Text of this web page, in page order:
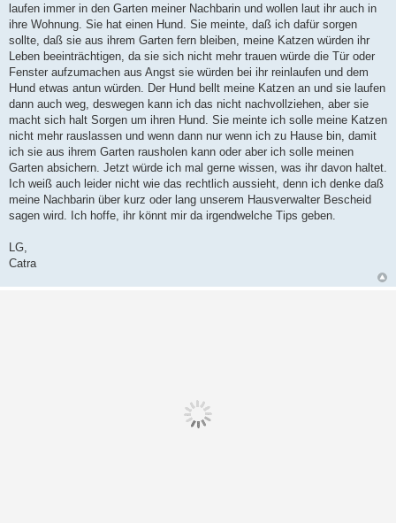
laufen immer in den Garten meiner Nachbarin und wollen laut ihr auch in
ihre Wohnung. Sie hat einen Hund. Sie meinte, daß ich dafür sorgen
sollte, daß sie aus ihrem Garten fern bleiben, meine Katzen würden ihr
Leben beeinträchtigen, da sie sich nicht mehr trauen würde die Tür oder
Fenster aufzumachen aus Angst sie würden bei ihr reinlaufen und dem
Hund etwas antun würden. Der Hund bellt meine Katzen an und sie laufen
dann auch weg, deswegen kann ich das nicht nachvollziehen, aber sie
macht sich halt Sorgen um ihren Hund. Sie meinte ich solle meine Katzen
nicht mehr rauslassen und wenn dann nur wenn ich zu Hause bin, damit
ich sie aus ihrem Garten rausholen kann oder aber ich solle meinen
Garten absichern. Jetzt würde ich mal gerne wissen, was ihr davon haltet.
Ich weiß auch leider nicht wie das rechtlich aussieht, denn ich denke daß
meine Nachbarin über kurz oder lang unserem Hausverwalter Bescheid
sagen wird. Ich hoffe, ihr könnt mir da irgendwelche Tips geben.
LG,
Catra